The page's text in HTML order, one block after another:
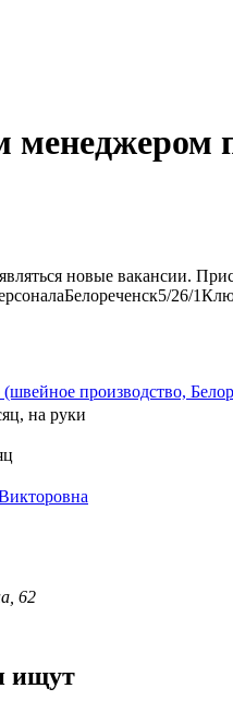
новые вакансии.
Белореченск5/26/1
производство,
на руки
62
ищут